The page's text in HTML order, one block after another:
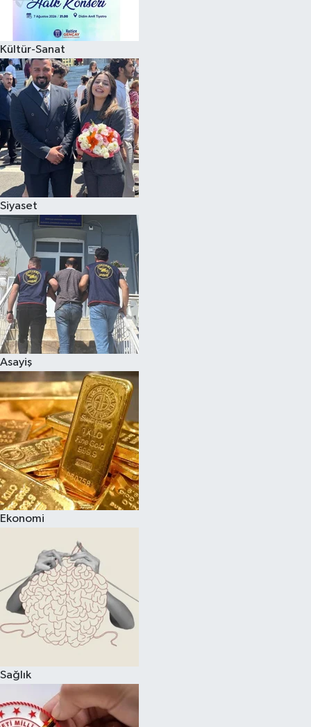
Kültür-Sanat
Siyaset
Asayiş
Ekonomi
Sağlık